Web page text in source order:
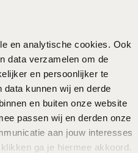
en analytische cookies. Ook
data verzamelen om de
en persoonlijker te
kunnen wij en derde
en buiten onze website
passen wij en derden onze
aan jouw interesses
klikken ga je hiermee akkoord.
kwaliteit alleen
blijft zitten. Hij
naar mijn